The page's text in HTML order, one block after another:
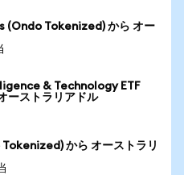
Tokenized) から オー
& Technology ETF
ーストラリアドル
から オーストラリ